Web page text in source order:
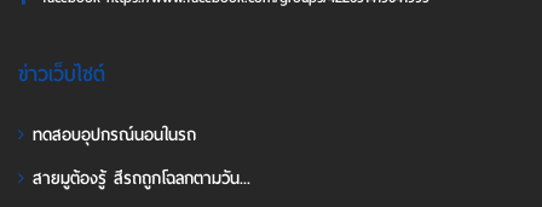
ข่าวเว็บไซต์
ทดสอบอุปกรณ์นอนในรถ
สายมูต้องรู้ สีรถถูกโฉลกตามวัน...